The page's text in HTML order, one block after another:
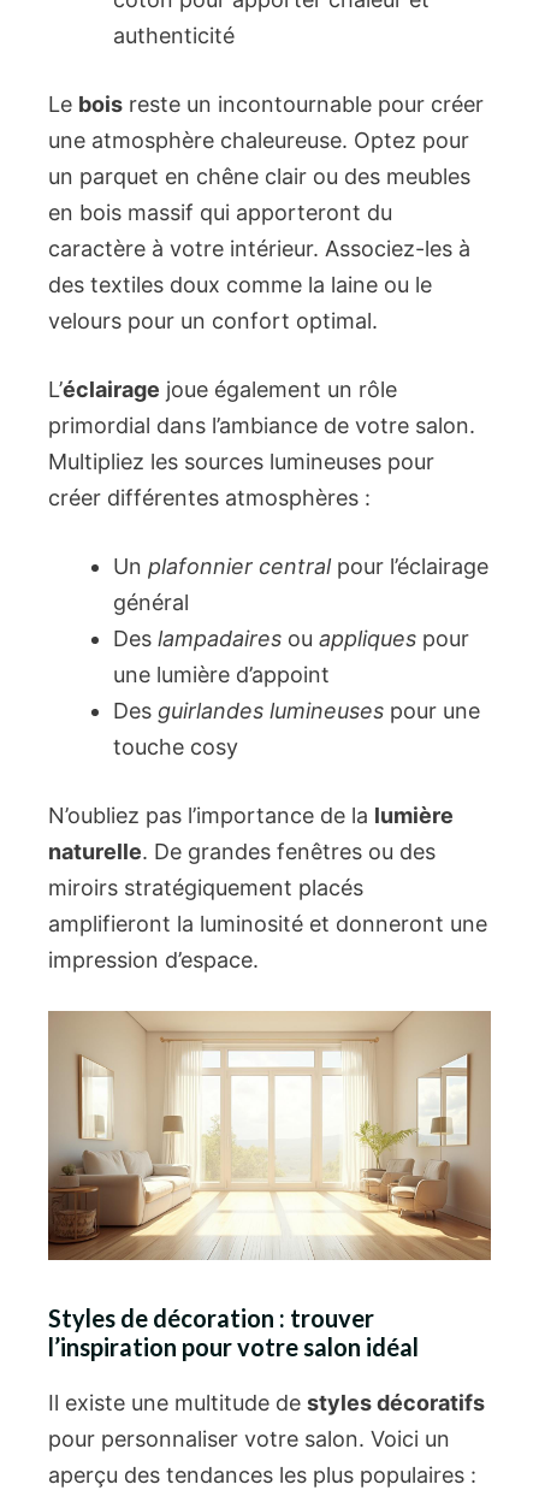
authenticité
Le bois reste un incontournable pour créer
une atmosphère chaleureuse. Optez pour
un parquet en chêne clair ou des meubles
en bois massif qui apporteront du
caractère à votre intérieur. Associez-les à
des textiles doux comme la laine ou le
velours pour un confort optimal.
L’éclairage joue également un rôle
primordial dans l’ambiance de votre salon.
Multipliez les sources lumineuses pour
créer différentes atmosphères :
Un plafonnier centralpour l’éclairage
général
Des lampadaires ou appliques pour
une lumière d’appoint
Des guirlandes lumineuses pour une
touche cosy
N’oubliez pas l’importance de la lumière
naturelle. De grandes fenêtres ou des
miroirs stratégiquement placés
amplifieront la luminosité et donneront une
impression d’espace.
Styles de décoration : trouver
l’inspiration pour votre salon idéal
Il existe une multitude de styles décoratifs
pour personnaliser votre salon. Voici un
aperçu des tendances les plus populaires :